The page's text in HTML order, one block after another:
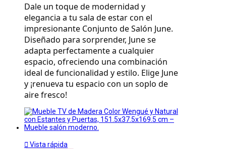
Dale un toque de modernidad y
elegancia a tu sala de estar con el
impresionante Conjunto de Salón June.
Diseñado para sorprender, June se
adapta perfectamente a cualquier
espacio, ofreciendo una combinación
ideal de funcionalidad y estilo. Elige June
y ¡renueva tu espacio con un soplo de
aire fresco!
 Vista rápida